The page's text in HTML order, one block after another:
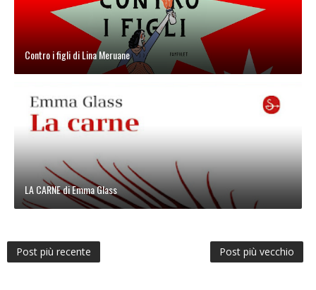
Contro i figli di Lina Meruane
LA CARNE di Emma Glass
Post più recente Post più vecchio